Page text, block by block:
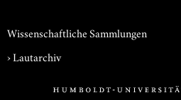
Wissenschaftliche Sammlungen
›Lautarchiv